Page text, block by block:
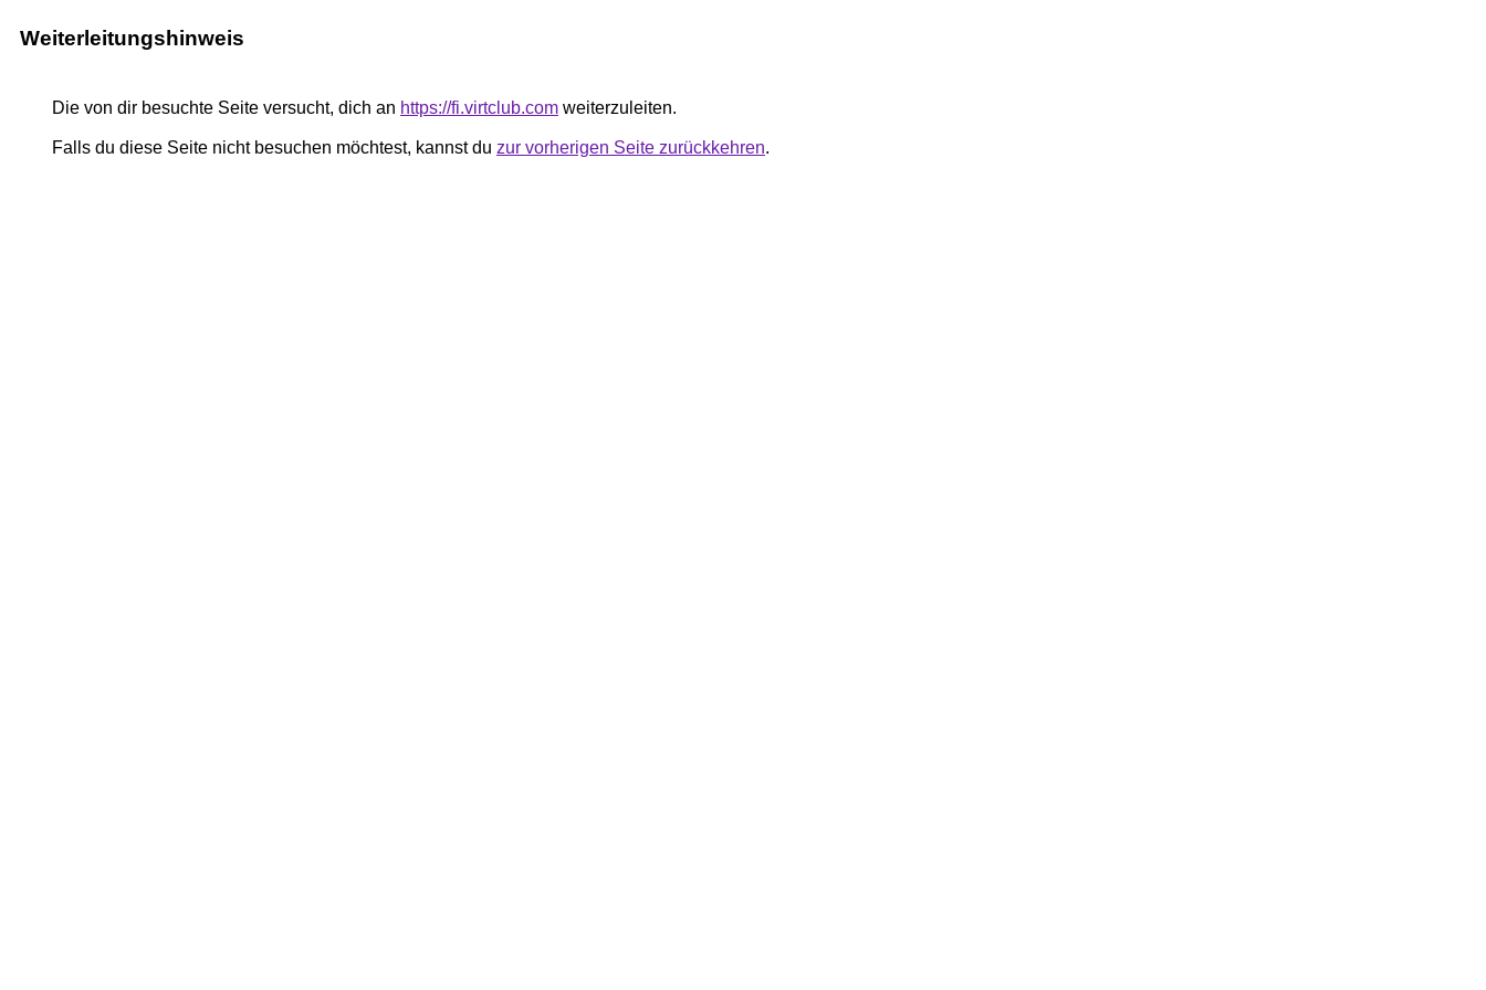
Weiterleitungshinweis
Die von dir besuchte Seite versucht, dich an https://fi.virtclub.com weiterzuleiten.
Falls du diese Seite nicht besuchen möchtest, kannst du zur vorherigen Seite zurückkehren.